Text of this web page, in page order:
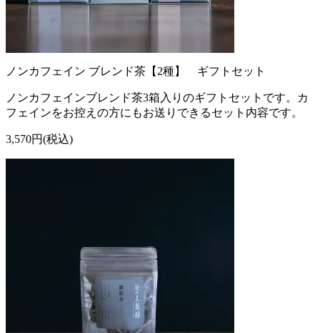
ノンカフェイン ブレンド茶【2種】 ギフトセット
ノンカフェインブレンド茶3箱入りのギフトセットです。カ
フェインをお控えの方にもお送りできるセット内容です。
3,570円(税込)